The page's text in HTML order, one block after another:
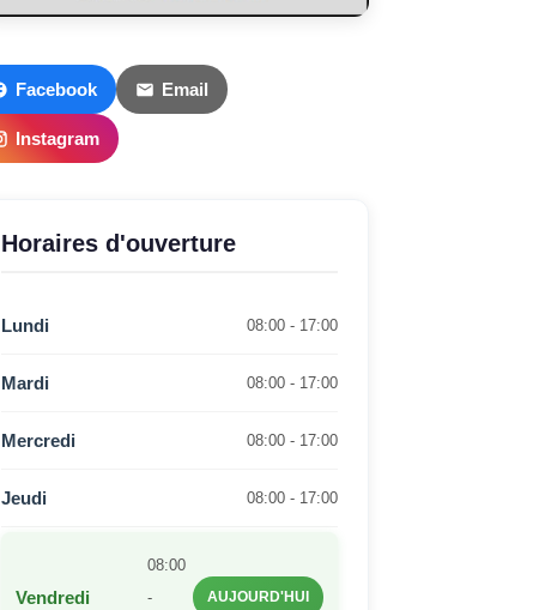
Facebook Email
Instagram
Horaires d'ouverture
Lundi 08:00 - 17:00
Mardi 08:00 - 17:00
Mercredi 08:00 - 17:00
Jeudi 08:00 - 17:00
Vendredi
08:00
-
AUJOURD'HUI